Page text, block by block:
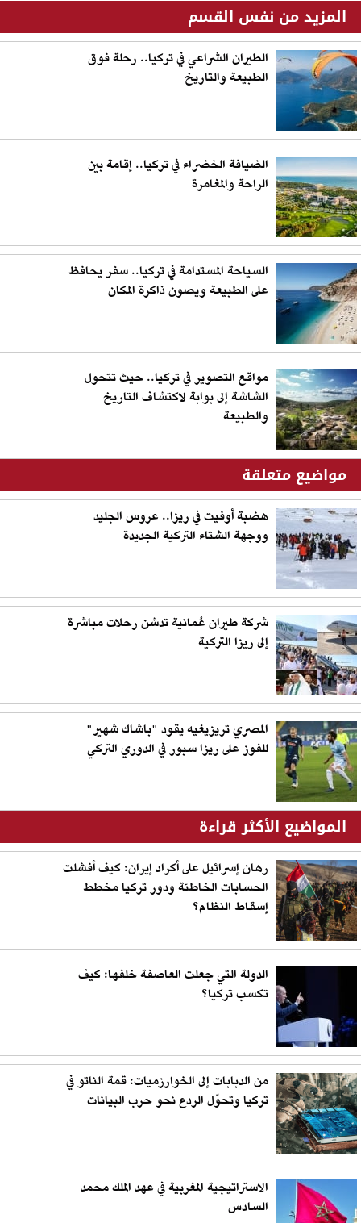
المزيد من نفس القسم
الطيران الشراعي في تركيا.. رحلة فوق
الطبيعة والتاريخ
الضيافة الخضراء في تركيا.. إقامة بين
الراحة والمغامرة
السياحة المستدامة في تركيا.. سفر يحافظ
على الطبيعة ويصون ذاكرة المكان
مواقع التصوير في تركيا.. حيث تتحول
الشاشة إلى بوابة لاكتشاف التاريخ
والطبيعة
مواضيع متعلقة
هضبة أوفيت في ريزا.. عروس الجليد
ووجهة الشتاء التركية الجديدة
شركة طيران عُمانية تدشن رحلات مباشرة
إلى ريزا التركية
المصري تريزيغيه يقود "باشاك شهير"
للفوز على ريزا سبور في الدوري التركي
المواضيع الأكثر قراءة
رهان إسرائيل على أكراد إيران: كيف أفشلت
الحسابات الخاطئة ودور تركيا مخطط
إسقاط النظام؟
الدولة التي جعلت العاصفة خلفها: كيف
تكسب تركيا؟
من الدبابات إلى الخوارزميات: قمة الناتو في
تركيا وتحوّل الردع نحو حرب البيانات
الاستراتيجية المغربية في عهد الملك محمد
السادس